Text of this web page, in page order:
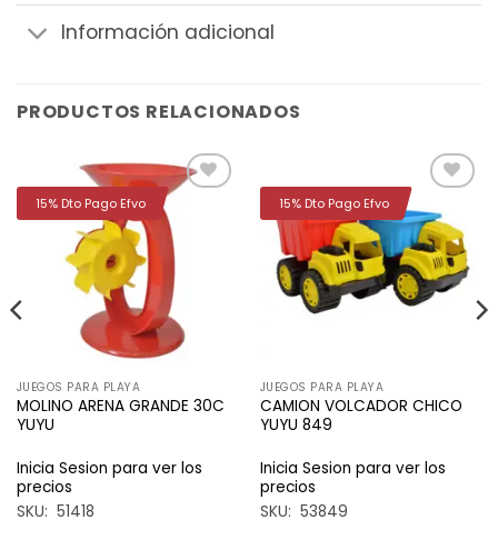
Información adicional
PRODUCTOS RELACIONADOS
JUEGOS PARA PLAYA
MOLINO ARENA GRANDE 30C
YUYU
Inicia Sesion para ver los
precios
SKU: 51418
15% Dto Pago Efvo
a la
lista de
deseos
JUEGOS PARA PLAYA
CAMION VOLCADOR CHICO
YUYU 849
Inicia Sesion para ver los
precios
SKU: 53849
15% Dto Pago Efvo